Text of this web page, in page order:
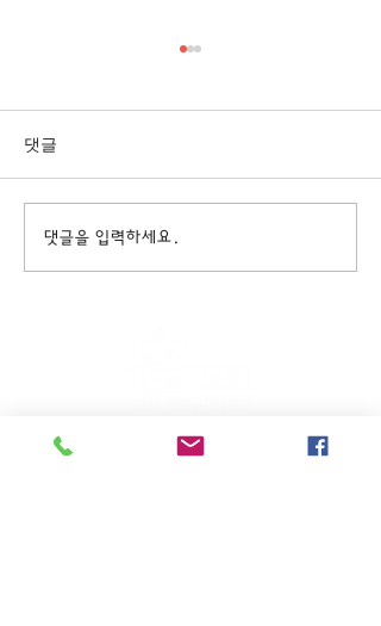
댓글
댓글을 입력하세요.
주일KM예배 (1부) 9am, (2부)